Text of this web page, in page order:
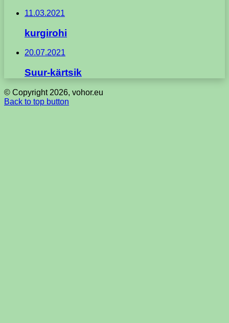
11.03.2021
kurgirohi
20.07.2021
Suur-kärtsik
© Copyright 2026, vohor.eu
Back to top button